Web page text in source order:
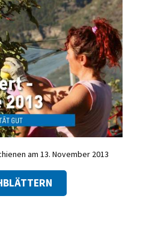
am 13. November 2013